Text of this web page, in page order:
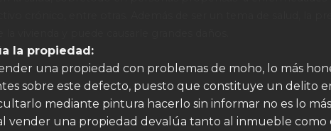
la propiedad:
una propiedad con problemas de moho, lo más
sobre este defecto, puesto que constituye un delito
mediante pintura hacerlo sin informar no es lo
vender una propiedad devalúa tanto al inmueble